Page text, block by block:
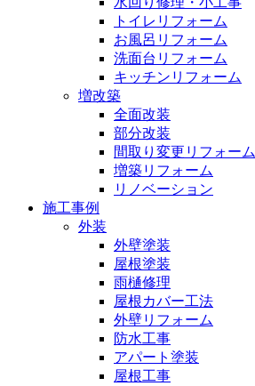
トイレリフォーム
お風呂リフォーム
洗面台リフォーム
キッチンリフォーム
増改築
全面改装
部分改装
間取り変更リフォーム
増築リフォーム
リノベーション
施工事例
外装
外壁塗装
屋根塗装
雨樋修理
屋根カバー工法
外壁リフォーム
防水工事
アパート塗装
屋根工事